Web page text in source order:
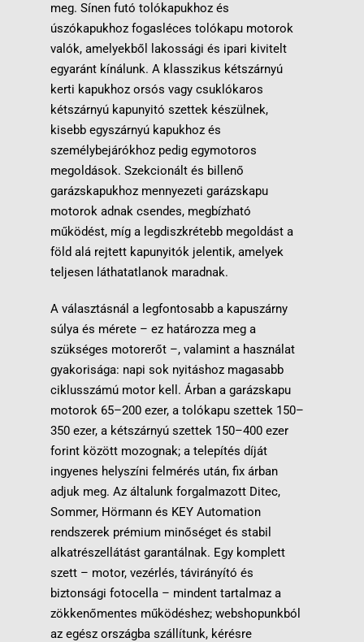
meg. Sínen futó tolókapukhoz és
úszókapukhoz fogasléces tolókapu motorok
valók, amelyekből lakossági és ipari kivitelt
egyaránt kínálunk. A klasszikus kétszárnyú
kerti kapukhoz orsós vagy csuklókaros
kétszárnyú kapunyitó szettek készülnek,
kisebb egyszárnyú kapukhoz és
személybejárókhoz pedig egymotoros
megoldások. Szekcionált és billenő
garázskapukhoz mennyezeti garázskapu
motorok adnak csendes, megbízható
működést, míg a legdiszkrétebb megoldást a
föld alá rejtett kapunyitók jelentik, amelyek
teljesen láthatatlanok maradnak.
A választásnál a legfontosabb a kapuszárny
súlya és mérete – ez határozza meg a
szükséges motorerőt –, valamint a használat
gyakorisága: napi sok nyitáshoz magasabb
ciklusszámú motor kell. Árban a garázskapu
motorok 65–200 ezer, a tolókapu szettek 150–
350 ezer, a kétszárnyú szettek 150–400 ezer
forint között mozognak; a telepítés díját
ingyenes helyszíni felmérés után, fix árban
adjuk meg. Az általunk forgalmazott Ditec,
Sommer, Hörmann és KEY Automation
rendszerek prémium minőséget és stabil
alkatrészellátást garantálnak. Egy komplett
szett – motor, vezérlés, távirányító és
biztonsági fotocella – mindent tartalmaz a
zökkenőmentes működéshez; webshopunkból
az egész országba szállítunk, kérésre